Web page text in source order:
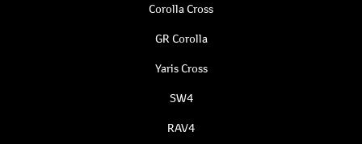
Corolla Cross
GR Corolla
Yaris Cross
SW4
RAV4